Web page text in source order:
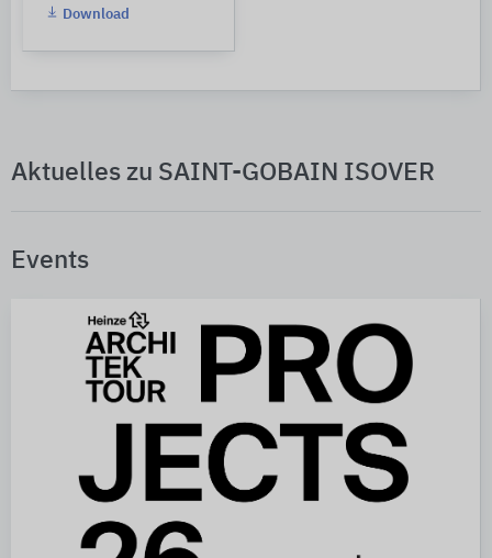
Download
Aktuelles zu SAINT-GOBAIN ISOVER
Events